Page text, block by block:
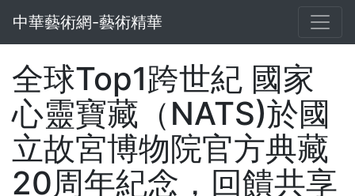
中華藝術網-藝術精華
全球Top1跨世紀 國家
心靈寶藏（NATS)於國
立故宮博物院官方典藏
20周年紀念，回饋共享